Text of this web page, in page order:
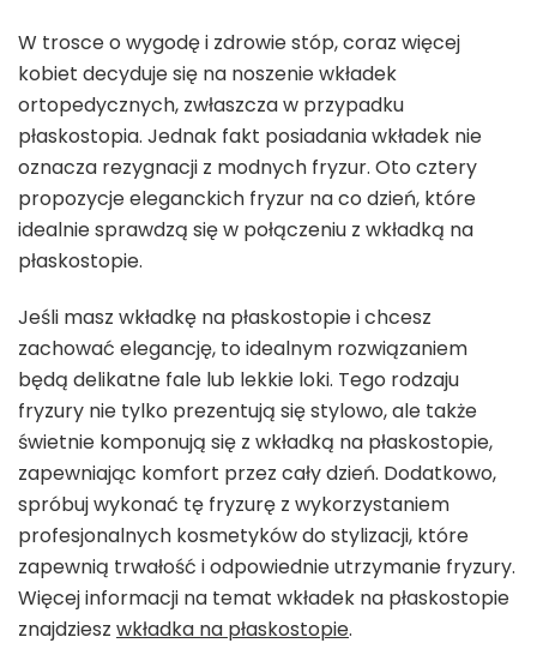
W trosce o wygodę i zdrowie stóp, coraz więcej
kobiet decyduje się na noszenie wkładek
ortopedycznych, zwłaszcza w przypadku
płaskostopia. Jednak fakt posiadania wkładek nie
oznacza rezygnacji z modnych fryzur. Oto cztery
propozycje eleganckich fryzur na co dzień, które
idealnie sprawdzą się w połączeniu z wkładką na
płaskostopie.
Jeśli masz wkładkę na płaskostopie i chcesz
zachować elegancję, to idealnym rozwiązaniem
będą delikatne fale lub lekkie loki. Tego rodzaju
fryzury nie tylko prezentują się stylowo, ale także
świetnie komponują się z wkładką na płaskostopie,
zapewniając komfort przez cały dzień. Dodatkowo,
spróbuj wykonać tę fryzurę z wykorzystaniem
profesjonalnych kosmetyków do stylizacji, które
zapewnią trwałość i odpowiednie utrzymanie fryzury.
Więcej informacji na temat wkładek na płaskostopie
znajdziesz wkładka na płaskostopie.